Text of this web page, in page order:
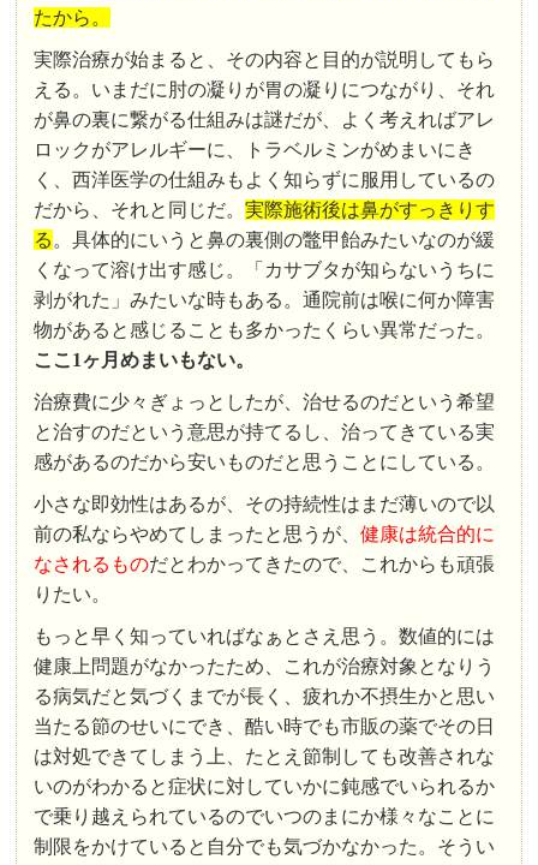
たから。
実際治療が始まると、その内容と目的が説明してもら
える。いまだに肘の凝りが胃の凝りにつながり、それ
が鼻の裏に繋がる仕組みは謎だが、よく考えればアレ
ロックがアレルギーに、トラベルミンがめまいにき
く、西洋医学の仕組みもよく知らずに服用しているの
だから、それと同じだ。実際施術後は鼻がすっきりす
る 。具体的にいうと鼻の裏側の鼈甲飴みたいなのが緩
くなって溶け出す感じ。「カサブタが知らないうちに
剥がれた」みたいな時もある。通院前は喉に何か障害
物があると感じることも多かったくらい異常だった。
ここ1ヶ月めまいもない。
治療費に少々ぎょっとしたが、治せるのだという希望
と治すのだという意思が持てるし、治ってきている実
感があるのだから安いものだと思うことにしている。
小さな即効性はあるが、その持続性はまだ薄いので以
前の私ならやめてしまったと思うが、健康は統合的に
なされるものだとわかってきたので、これからも頑張
りたい。
もっと早く知っていればなぁとさえ思う。数値的には
健康上問題がなかったため、これが治療対象となりう
る病気だと気づくまでが長く、疲れか不摂生かと思い
当たる節のせいにでき、酷い時でも市販の薬でその日
は対処できてしまう上、たとえ節制しても改善されな
いのがわかると症状に対していかに鈍感でいられるか
で乗り越えられているのでいつのまにか様々なことに
制限をかけていると自分でも気づかなかった。そうい